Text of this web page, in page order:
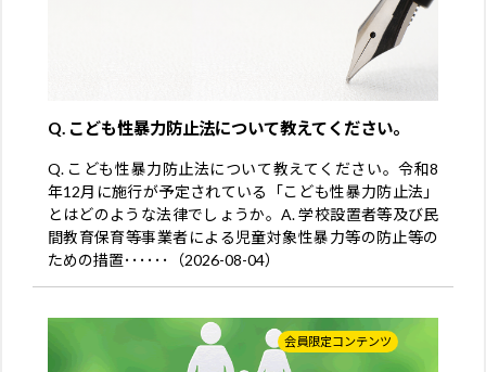
Q. こども性暴力防止法について教えてください。
Q. こども性暴力防止法について教えてください。令和8
年12月に施行が予定されている「こども性暴力防止法」
とはどのような法律でしょうか。A. 学校設置者等及び民
間教育保育等事業者による児童対象性暴力等の防止等の
ための措置･･････（2026-08-04）
会員限定コンテンツ